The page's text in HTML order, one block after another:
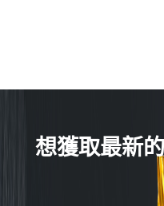
想獲取最新